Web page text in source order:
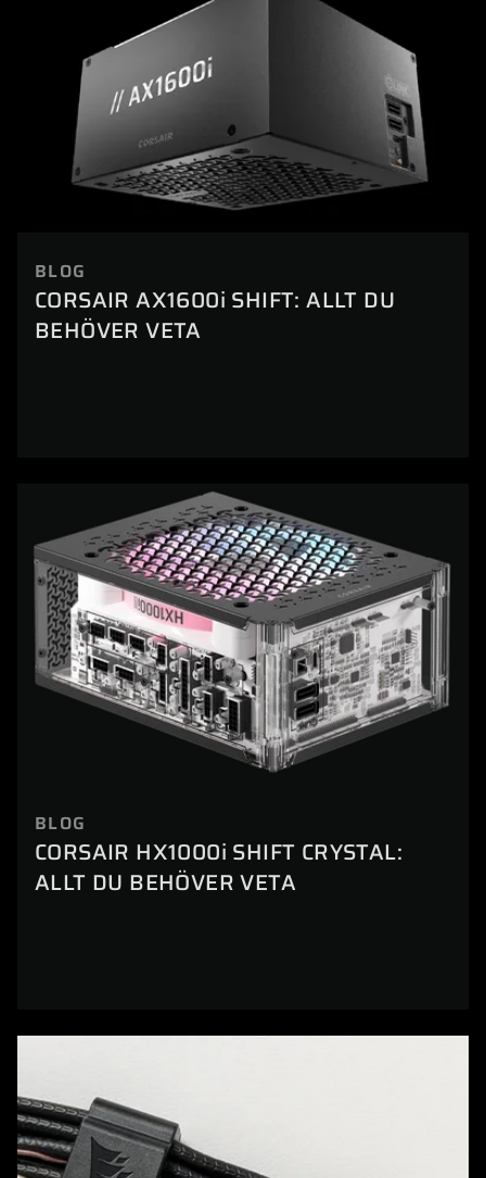
BLOG
CORSAIR AX1600i SHIFT: ALLT DU
BEHÖVER VETA
BLOG
CORSAIR HX1000i SHIFT CRYSTAL:
ALLT DU BEHÖVER VETA